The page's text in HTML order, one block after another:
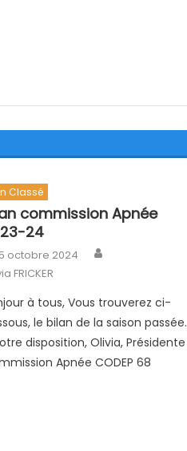
Classé
commission Apnée
24
Posted on
5 octobre 2024
FRICKER
à tous, Vous trouverez ci-
le bilan de la saison passée.
disposition, Olivia, Présidente
Apnée CODEP 68